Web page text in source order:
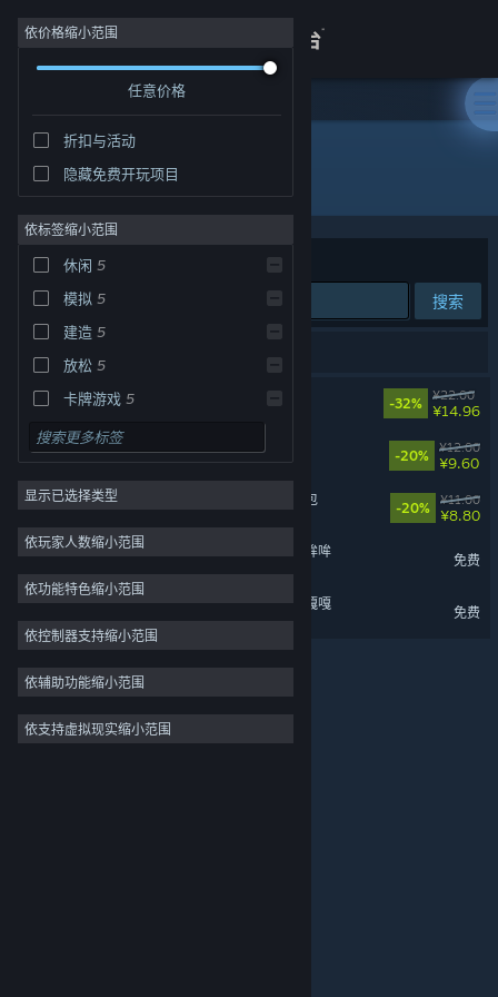
登录
关于
客服
关于蒸汽平台|退款政策|软件许可服务协议
个人信息保护政策|个人信息出境告知书|
依价格缩小范围
任意价格
折扣与活动
隐藏免费开玩项目
依标签缩小范围
休闲 5
模拟 5
建造 5
放松 5
卡牌游戏 5
沙盒 5
2D 5
像素图形
氛围 5
可爱 5
资本主义 5
管理 5
农业 5
自然 5
显示已选择类型
依玩家人数缩小范围
依功能特色缩小范围
依控制器支持缩小范围
依辅助功能缩小范围
依支持虚拟现实缩小范围
开发者: CaveLiquid
排序依据 相关性
搜索
5 个匹配的搜索结果。
-32%
¥22.00
¥14.96
-20%
¥12.00
¥9.60
动物栏：桌面牧场 - 支持者包
-20%
¥11.00
¥8.80
动物栏：桌面牧场 - 咩咩与哞哞
免费
动物栏：桌面牧场 - 呱呱与嘎嘎
免费